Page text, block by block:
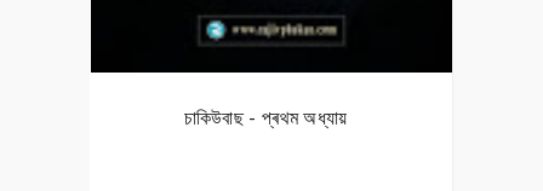
চাকিউবাছ - প্ৰথম অধ্যায়